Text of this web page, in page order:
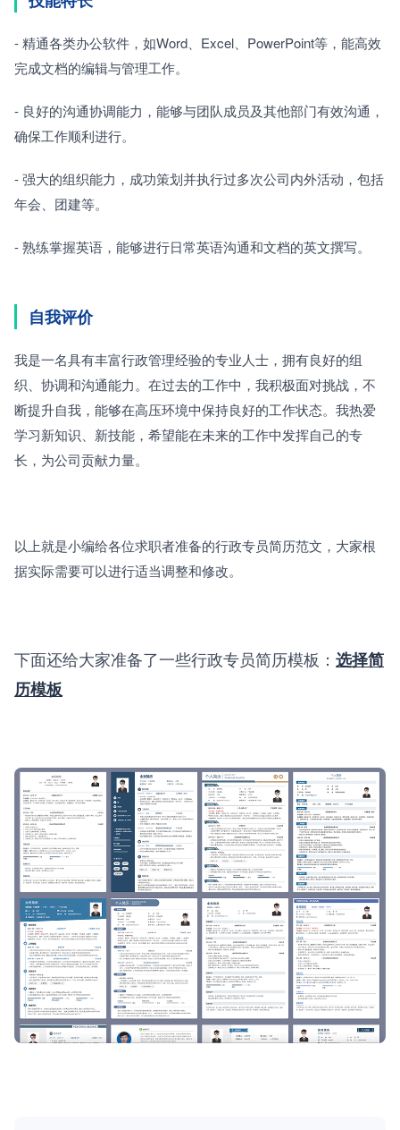
- 精通各类办公软件，如Word、Excel、PowerPoint等，能高效
完成文档的编辑与管理工作。
- 良好的沟通协调能力，能够与团队成员及其他部门有效沟通，
确保工作顺利进行。
- 强大的组织能力，成功策划并执行过多次公司内外活动，包括
年会、团建等。
- 熟练掌握英语，能够进行日常英语沟通和文档的英文撰写。
自我评价
我是一名具有丰富行政管理经验的专业人士，拥有良好的组
织、协调和沟通能力。在过去的工作中，我积极面对挑战，不
断提升自我，能够在高压环境中保持良好的工作状态。我热爱
学习新知识、新技能，希望能在未来的工作中发挥自己的专
长，为公司贡献力量。
以上就是小编给各位求职者准备的行政专员简历范文，大家根
据实际需要可以进行适当调整和修改。
下面还给大家准备了一些行政专员简历模板： 选择简
历模板